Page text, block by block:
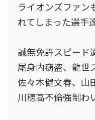
ライオンズファン
れてしまった選手
誠無免許スピード
尾身内窃盗、龍世
佐々木健文春、山
川穂高不倫強制わ